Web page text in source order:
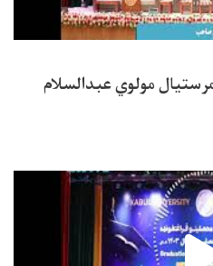
مولوي عبدالسلام